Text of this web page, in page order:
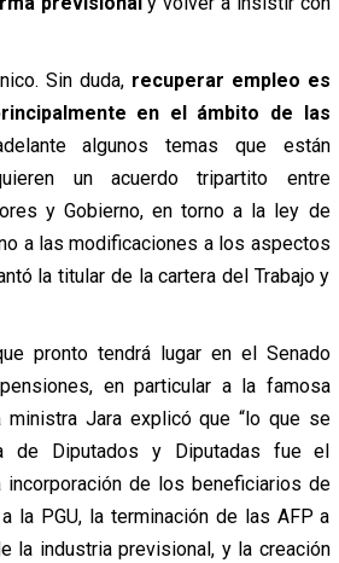
Sin duda, recuperar empleo es
en el ámbito de las
algunos temas que están
un acuerdo tripartito entre
y Gobierno, en torno a la ley de
a las modificaciones a los aspectos
la titular de la cartera del Trabajo y
pronto tendrá lugar en el Senado
en particular a la famosa
ministra Jara explicó que “lo que se
de Diputados y Diputadas fue el
incorporación de los beneficiarios de
la PGU, la terminación de las AFP a
la industria previsional, y la creación